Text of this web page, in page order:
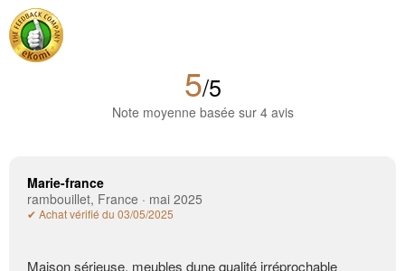
5/5
Note moyenne basée sur 4 avis
Marie-france
rambouillet, France · mai 2025
✔ Achat vérifié du 03/05/2025
Maison sérieuse, meubles dune qualité irréprochable